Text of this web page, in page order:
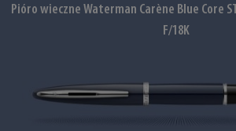
Pióro wieczne Waterman Carène Blue Core
F/18K